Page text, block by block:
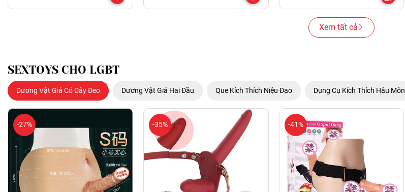
Xem tất cả
SEXTOYS CHO LGBT
Dương Vật Giả Có Dây Đeo Dương Vật Giả Hai Đầu Que Kích Thích Niệu Đạo Dụng Cụ Kích Thích Hậu Môn
-27% -35% -41%